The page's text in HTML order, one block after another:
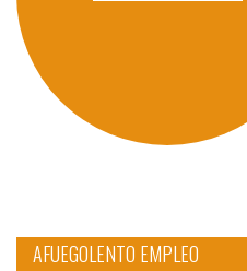
AFUEGOLENTO EMPLEO